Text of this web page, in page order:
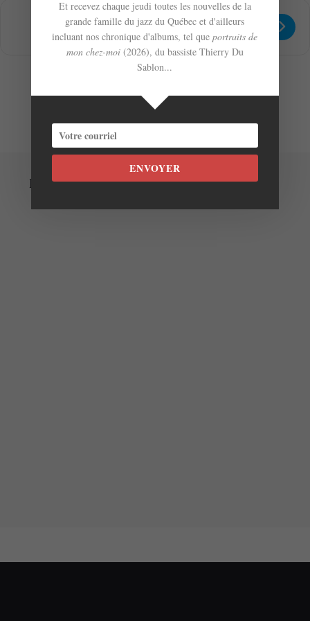
Directions
Address - Robert Ménard François
Destination Address - Robert
Laisser un commentaire
Et recevez chaque jeudi toutes les nouvelles de la
grande famille du jazz du Québec et d'ailleurs
incluant nos chronique d'albums, tel queportraits de
mon chez-moi (2026), du bassiste Thierry Du
Sablon...
ENVOYER